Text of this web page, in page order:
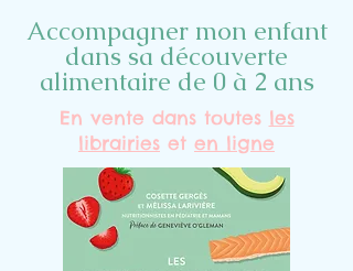
Accompagner mon enfant
dans sa découverte
alimentaire de 0 à 2 ans
En vente dans toutes les
librairies et en ligne